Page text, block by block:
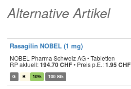
Alternative Artikel
Rasagilin NOBEL (1 mg)
NOBEL Pharma Schweiz AG • Tabletten
RP aktuell:194.70 CHF• Preis p.E.:1.95 CHF
G B 10% 100 Stk